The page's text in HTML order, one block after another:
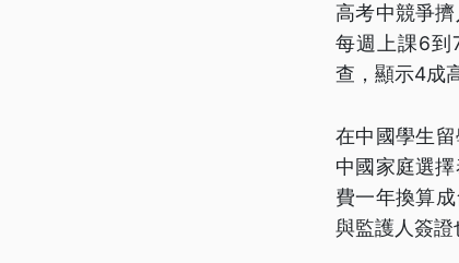
高考中競爭
每週上課6到
查，顯示4成
在中國學生
中國家庭選
費一年換算
與監護人簽證